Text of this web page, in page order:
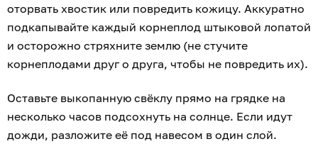
оторвать хвостик или повредить кожицу. Аккуратно
подкапывайте каждый корнеплод штыковой лопатой
и осторожно стряхните землю (не стучите
корнеплодами друг о друга, чтобы не повредить их).
Оставьте выкопанную свёклу прямо на грядке на
несколько часов подсохнуть на солнце. Если идут
дожди, разложите её под навесом в один слой.